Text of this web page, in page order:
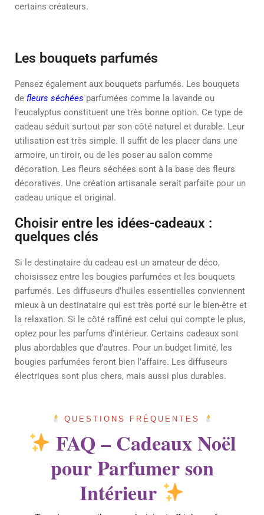
certains créateurs.
Les bouquets parfumés
Pensez également aux bouquets parfumés. Les bouquets
de fleurs séchées parfumées comme la lavande ou
l’eucalyptus constituent une très bonne option. Ce type de
cadeau séduit surtout par son côté naturel et durable. Leur
utilisation est très simple. Il suffit de les placer dans une
armoire, un tiroir, ou de les poser au salon comme
décoration. Les fleurs séchées sont à la base des fleurs
décoratives. Une création artisanale serait parfaite pour un
cadeau unique et original.
Choisir entre les idées-cadeaux :
quelques clés
Si le destinataire du cadeau est un amateur de déco,
choisissez entre les bougies parfumées et les bouquets
parfumés. Les diffuseurs d’huiles essentielles conviennent
mieux à un destinataire qui est très porté sur le bien-être et
la relaxation. Si le côté raffiné est celui qui compte le plus,
optez pour les parfums d’intérieur. Certains cadeaux sont
plus abordables que d’autres. Pour un budget limité, les
bougies parfumées feront bien l’affaire. Les diffuseurs
électriques sont plus chers, mais aussi plus durables.
QUESTIONS FRÉQUENTES
FAQ – Cadeaux Noël
pour Parfumer son
Intérieur